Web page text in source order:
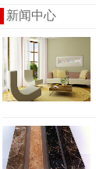
新闻中心